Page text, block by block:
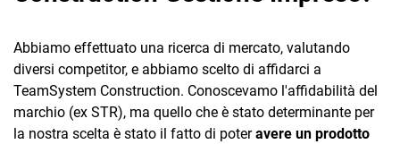
Abbiamo effettuato una ricerca di mercato, valutando
diversi competitor, e abbiamo scelto di affidarci a
TeamSystem Construction. Conoscevamo l'affidabilità del
marchio (ex STR), ma quello che è stato determinante per
la nostra scelta è stato il fatto di poteravere un prodotto